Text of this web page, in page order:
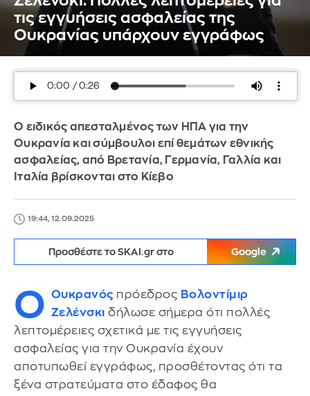
τις εγγυήσεις ασφαλείας της
Ουκρανίας υπάρχουν εγγράφως
Ο ειδικός απεσταλμένος των ΗΠΑ για την
Ουκρανία και σύμβουλοι επί θεμάτων εθνικής
ασφαλείας, από Βρετανία, Γερμανία, Γαλλία και
Ιταλία βρίσκονται στο Κίεβο
19:44, 12.09.2025
Προσθέστε το SKAI.gr στο Google
Ο Ουκρανός πρόεδρος Βολοντίμιρ
Ζελένσκι δήλωσε σήμερα ότι πολλές
λεπτομέρειες σχετικά με τις εγγυήσεις
ασφαλείας για την Ουκρανία έχουν
αποτυπωθεί εγγράφως, προσθέτοντας ότι τα
ξένα στρατεύματα στο έδαφος θα